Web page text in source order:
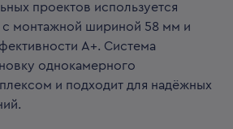
проектов используется
с монтажной шириной 58 мм и
A+. Система
однокамерного
и подходит для надёжных